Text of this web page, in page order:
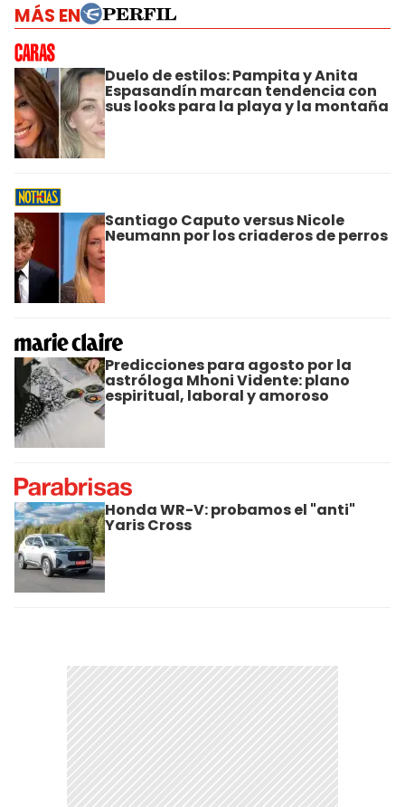
MÁS EN
Duelo de estilos: Pampita y Anita
Espasandín marcan tendencia con
sus looks para la playa y la montaña
Santiago Caputo versus Nicole
Neumann por los criaderos de perros
Predicciones para agosto por la
astróloga Mhoni Vidente: plano
espiritual, laboral y amoroso
Honda WR-V: probamos el "anti"
Yaris Cross